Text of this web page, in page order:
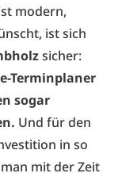
modern,
ist sich
sicher:
Terminplaner
sogar
Und für den
in so
mit der Zeit